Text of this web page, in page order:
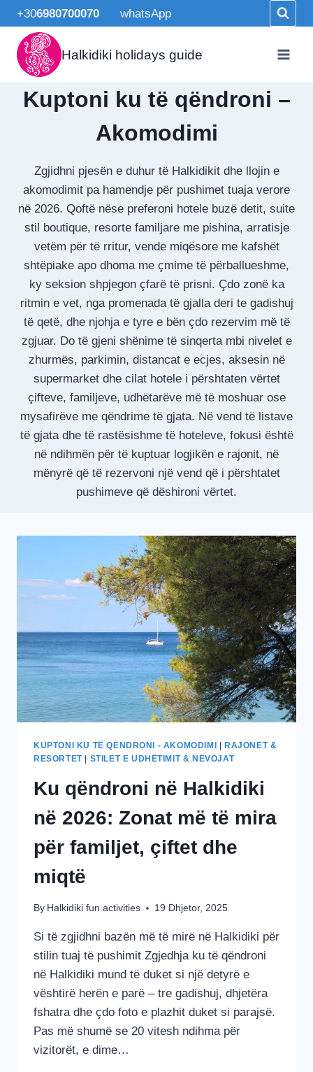
Skip
to
content
+306980700070 whatsApp
Halkidiki holidays guide
Kuptoni ku të qëndroni –
Akomodimi
Zgjidhni pjesën e duhur të Halkidikit dhe llojin e
akomodimit pa hamendje për pushimet tuaja verore
në 2026. Qoftë nëse preferoni hotele buzë detit, suite
stil boutique, resorte familjare me pishina, arratisje
vetëm për të rritur, vende miqësore me kafshët
shtëpiake apo dhoma me çmime të përballueshme,
ky seksion shpjegon çfarë të prisni. Çdo zonë ka
ritmin e vet, nga promenada të gjalla deri te gadishuj
të qetë, dhe njohja e tyre e bën çdo rezervim më të
zgjuar. Do të gjeni shënime të sinqerta mbi nivelet e
zhurmës, parkimin, distancat e ecjes, aksesin në
supermarket dhe cilat hotele i përshtaten vërtet
çifteve, familjeve, udhëtarëve më të moshuar ose
mysafirëve me qëndrime të gjata. Në vend të listave
të gjata dhe të rastësishme të hoteleve, fokusi është
në ndihmën për të kuptuar logjikën e rajonit, në
mënyrë që të rezervoni një vend që i përshtatet
pushimeve që dëshironi vërtet.
KUPTONI KU TË QËNDRONI - AKOMODIMI |RAJONET &
RESORTET| STILET E UDHËTIMIT & NEVOJAT
Ku qëndroni në Halkidiki
në 2026: Zonat më të mira
për familjet, çiftet dhe
miqtë
By Halkidiki fun activities 19 Dhjetor, 2025
Si të zgjidhni bazën më të mirë në Halkidiki për
stilin tuaj të pushimit Zgjedhja ku të qëndroni
në Halkidiki mund të duket si një detyrë e
vështirë herën e parë – tre gadishuj, dhjetëra
fshatra dhe çdo foto e plazhit duket si parajsë.
Pas më shumë se 20 vitesh ndihma për
vizitorët, e dime…